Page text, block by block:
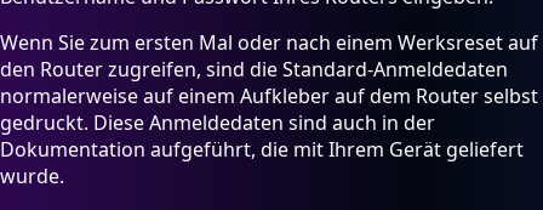
Wenn Sie zum ersten Mal oder nach einem Werksreset auf
den Router zugreifen, sind die Standard-Anmeldedaten
normalerweise auf einem Aufkleber auf dem Router selbst
gedruckt. Diese Anmeldedaten sind auch in der
Dokumentation aufgeführt, die mit Ihrem Gerät geliefert
wurde.